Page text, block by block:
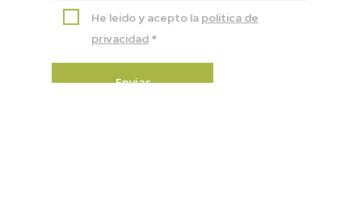
He leído y acepto la política de
privacidad *